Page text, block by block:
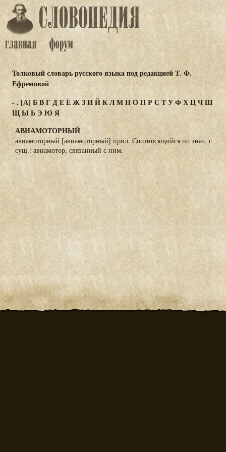
Толковый словарь русского языка под редакцией Т. Ф.
Ефремовой
- . [А] БВГДЕЁЖЗИЙКЛМНОПРС ТУФХЦЧШ
ЩЫЬЭ ЮЯ
АВИАМОТОРНЫЙ
авиамоторный [авиамоторный] прил. Соотносящийся по знач. с
сущ.: авиамотор, связанный с ним.